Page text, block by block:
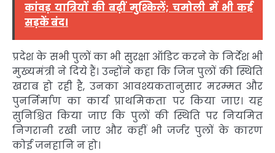
कांवड़ यात्रियों की बढ़ीं मुश्किलें; चमोली में भी कई
सड़कें बंद।
प्रदेश के सभी पुलों का भी सुरक्षा ऑडिट करने के निर्देश भी
मुख्यमंत्री ने दिये हैं। उन्होंने कहा कि जिन पुलों की स्थिति
खराब हो रही है, उनका आवश्यकतानुसार मरम्मत और
पुनर्निर्माण का कार्य प्राथमिकता पर किया जाए। यह
सुनिश्चित किया जाए कि पुलों की स्थिति पर नियमित
निगरानी रखी जाए और कहीं भी जर्जर पुलों के कारण
कोई जनहानि न हो।